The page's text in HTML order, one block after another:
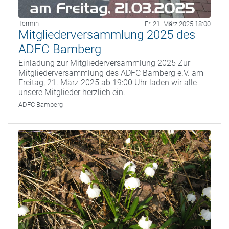
Termin Fr. 21. März 2025 18:00
Mitgliederversammlung 2025 des
ADFC Bamberg
Einladung zur Mitgliederversammlung 2025 Zur
Mitgliederversammlung des ADFC Bamberg e.V. am
Freitag, 21. März 2025 ab 19:00 Uhr laden wir alle
unsere Mitglieder herzlich ein.
ADFC Bamberg